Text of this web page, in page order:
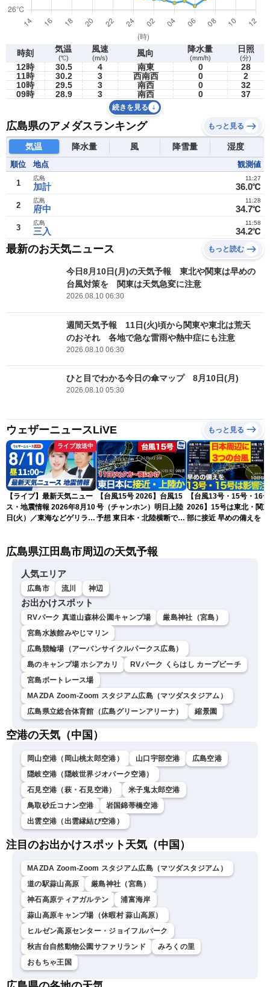
時刻 気温
(℃)
風速
(m/s) 風向 降水量
(mm/h)
日照
(分)
12時 30.5 4 南東 0
28
11時
30.2 3 西南西 0
2
10時
29.5 3 南西 0
32
09時
28.9 3 南西 0 37
続きを見る
広島県のアメダスランキング もっと見る
気温 降水量 風 降雪量 湿度
順位 地点 観測値
1 加計
広島
36.0℃
11:27
2 府中
広島
34.7℃
11:28
3 三入
広島
34.2℃
11:58
最新のお天気ニュース もっと読む
今日8月10日(月)の天気予報 東北や関東は早めの
台風対策を 関東は天気急変に注意
2026.08.10 06:30
週間天気予報 11日(火)頃から関東や東北は荒天
のおそれ 各地で急な雷雨や熱中症にも注意
2026.08.10 06:30
ひと目でわかる今日の傘マップ 8月10日(月)
2026.08.10 05:30
ウェザーニュースLiVE もっと見る
ライブ放送中
【ライブ】最新天気ニュー
ス・地震情報 2026年8月10
日(火）／東海などゲリラ雷
ュースLiVEコーヒータイ
【台風15号 2026】台風15
号（チャンホン）明日上陸
予想 東日本・北陸横断で大
【台風13号・15号・16号
2026】15号は東北・関
部に接近 早めの備えを（
広島県江田島市周辺の天気予報
人気エリア
広島市 流川 神辺
お出かけスポット
RVパーク 真道山森林公園キャンプ場
厳島神社（宮島）
宮島水族館みやじマリン
広島競輪場（アーバンサイクルパークス広島）
島のキャンプ場 ホシアカリ
RVパーク くらはし カープビーチ
宮島ボートレース場
MAZDA Zoom-Zoom スタジアム広島（マツダスタジアム）
広島県立総合体育館（広島グリーンアリーナ）
縮景園
空港の天気（中国）
岡山空港（岡山桃太郎空港） 山口宇部空港
広島空港
隠岐空港（隠岐世界ジオパーク空港）
石見空港（萩・石見空港）
米子鬼太郎空港
鳥取砂丘コナン空港
岩国錦帯橋空港
出雲空港（出雲縁結び空港）
注目のお出かけスポット天気（中国）
MAZDA Zoom-Zoom スタジアム広島（マツダスタジアム）
道の駅蒜山高原
厳島神社（宮島）
神石高原ティアガルテン
浦富海岸
蒜山高原キャンプ場（休暇村 蒜山高原）
ヒルゼン高原センター・ジョイフルパーク
秋吉台自然動物公園サファリランド
みろくの里
おもちゃ王国